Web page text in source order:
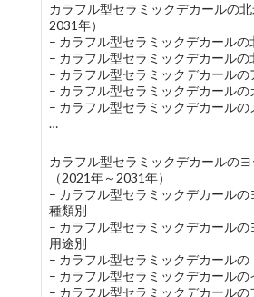
カラフル型セラミックデカールの
2031年）
– カラフル型セラミックデカール
– カラフル型セラミックデカール
– カラフル型セラミックデカール
– カラフル型セラミックデカール
– カラフル型セラミックデカール
…
カラフル型セラミックデカールの
（2021年～2031年）
– カラフル型セラミックデカールの
種類別
– カラフル型セラミックデカールの
用途別
– カラフル型セラミックデカール
– カラフル型セラミックデカール
– カラフル型セラミックデカール